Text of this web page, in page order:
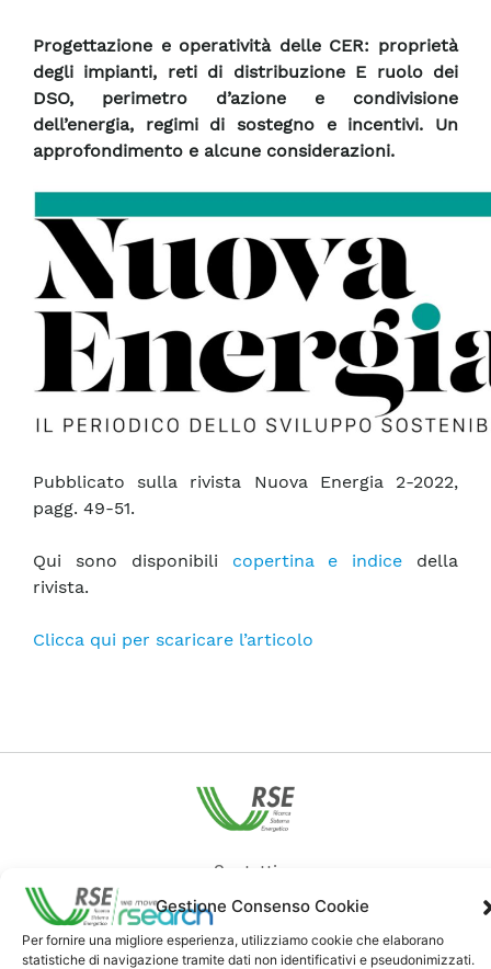
Gestione Consenso Cookie
Per fornire una migliore esperienza, utilizziamo cookie che elaborano
statistiche di navigazione tramite dati non identificativi e pseudonimizzati.
Progettazione e operatività delle CER: proprietà
degli impianti, reti di distribuzione E ruolo dei
DSO, perimetro d’azione e condivisione
dell’energia, regimi di sostegno e incentivi. Un
approfondimento e alcune considerazioni.
Pubblicato sulla rivista Nuova Energia 2-2022,
pagg. 49-51.
Qui sono disponibili copertina e indice della
rivista.
Clicca qui per scaricare l’articolo
Contatti
Note Legali